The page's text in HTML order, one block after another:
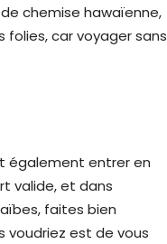
chemise hawaïenne,
folies, car voyager sans
également entrer en
valide, et dans
faites bien
voudriez est de vous